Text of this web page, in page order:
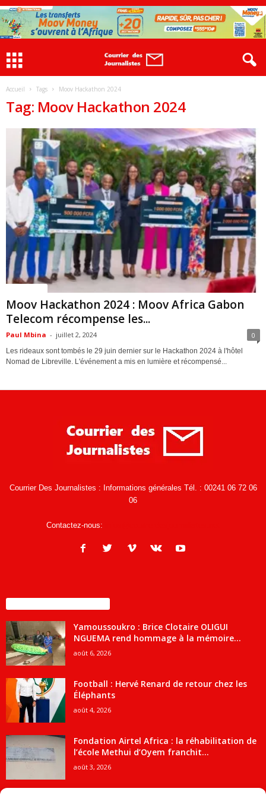
Accueil Tags Moov Hackathon 2024
Tag: Moov Hackathon 2024
Moov Hackathon 2024 : Moov Africa Gabon
Telecom récompense les...
Paul Mbina - juillet 2, 2024 0
Les rideaux sont tombés le 29 juin dernier sur le Hackathon 2024 à l'hôtel
Nomad de Libreville. L'événement a mis en lumière et récompensé...
Courrier Des Journalistes : Informations générales Tél. : 00241 06 72 06
06
Contactez-nous:
Yamoussoukro : Brice Clotaire OLIGUI
NGUEMA rend hommage à la mémoire...
août 6, 2026
Football : Hervé Renard de retour chez les
Éléphants
août 4, 2026
Fondation Airtel Africa : la réhabilitation de
l’école Methui d’Oyem franchit...
août 3, 2026